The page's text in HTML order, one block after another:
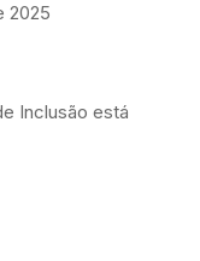
2025
Inclusão está